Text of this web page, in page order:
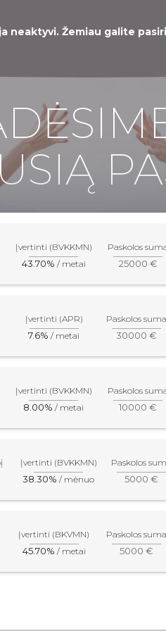
neaktyvi. Žemiau galite
Įvertinti (BVKKMN)
43.70% / metai
Paskolos
25000 €
Įvertinti (APR)
7.6% / metai
Paskolos suma
30000 €
Įvertinti (BVKKMN)
8.00% / metai
Paskolos
10000 €
Įvertinti (BVKKMN)
38.30% / mėnuo
Paskolos
5000 €
Įvertinti (BKVMN)
45.70% / metai
Paskolos suma
5000 €